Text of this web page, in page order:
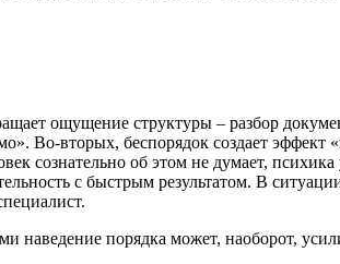
ощущение структуры – разбор
Во-вторых, беспорядок создает эффект
сознательно об этом не думает, психика
с быстрым результатом. В
порядка может, наоборот,